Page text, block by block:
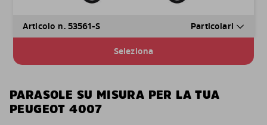
Articolo n. 53561-S Particolari
Seleziona
PARASOLE SU MISURA PER LA TUA
PEUGEOT 4007